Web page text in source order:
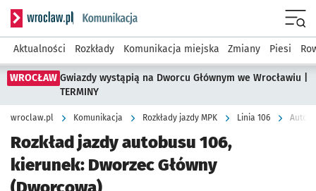
Serwis informacyjny wroclaw.pl podserwis: Komunikacja
Aktualności Rozkłady Komunikacja miejska Zmiany Piesi
WROCŁAW Gwiazdy wystąpią na Dworcu Głównym we Wrocławiu |
TERMINY
wroclaw.pl Komunikacja Rozkłady jazdy MPK Linia 106
Rozkład jazdy autobusu 106,
kierunek: Dworzec Główny